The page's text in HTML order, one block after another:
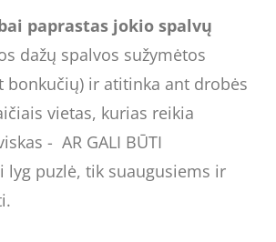
paprastas jokio spalvų
dažų spalvos sužymėtos
bonkučių) ir atitinka ant drobės
vietas, kurias reikia
- AR GALI BŪTI
lyg puzlė, tik suaugusiems ir